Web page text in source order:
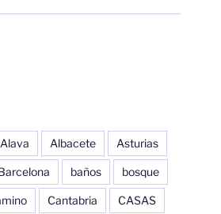
Alava Albacete Asturias
baños bosque
Cantabria CASAS